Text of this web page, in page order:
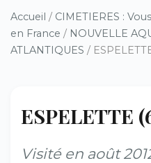
Accueil / CIMETIERES :
en France / NOUVELLE
ATLANTIQUES /
ESPELETTE
Visité en août